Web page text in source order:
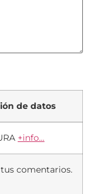
de datos
+info...
comentarios.